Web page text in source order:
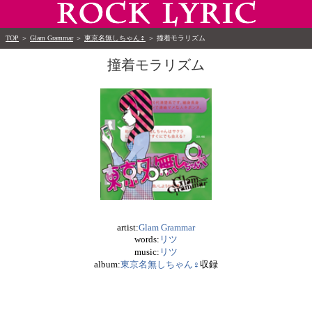
TOP ＞ Glam Grammar ＞ 東京名無しちゃん♀ ＞ 撞着モラリズム
撞着モラリズム
artist:Glam Grammar
words: リツ
music: リツ
album:東京名無しちゃん♀ 収録